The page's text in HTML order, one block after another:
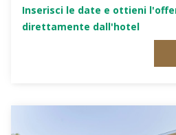
Inserisci le date e ottieni
direttamente dall'hotel